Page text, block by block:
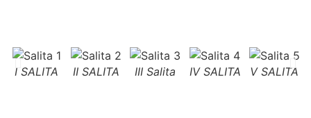
I SALITA II SALITA III Salita IV SALITA V SALITA